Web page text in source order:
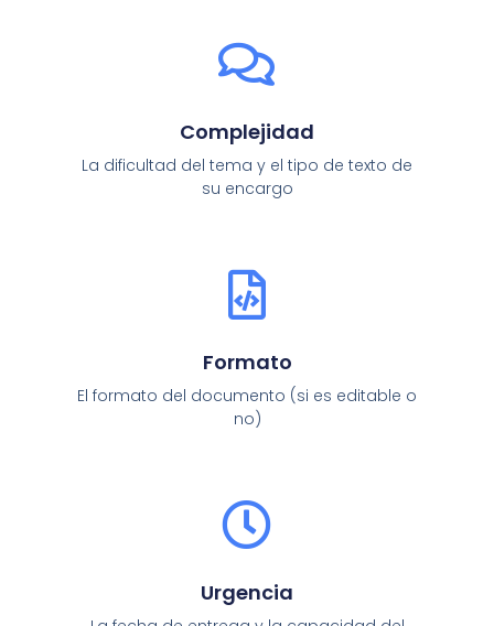
Complejidad
La dificultad del tema y el tipo de texto de
su encargo
Formato
El formato del documento (si es editable o
no)
Urgencia